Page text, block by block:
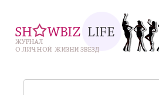
контенту